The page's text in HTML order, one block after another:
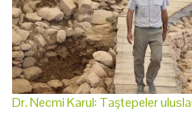
Dr. Necmi Karul: Taştepeler